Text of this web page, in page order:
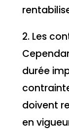
2. Les
durée
doivent
en